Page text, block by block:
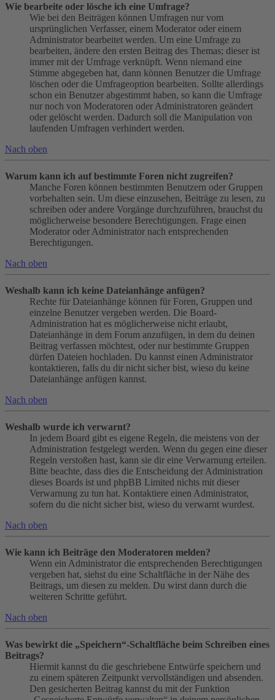
Wie bearbeite oder lösche ich eine Umfrage?
Wie bei den Beiträgen können Umfragen nur vom
ursprünglichen Verfasser, einem Moderator oder einem
Administrator bearbeitet werden. Um eine Umfrage zu
bearbeiten, ändere den ersten Beitrag des Themas; dieser ist
immer mit der Umfrage verknüpft. Wenn niemand eine
Stimme abgegeben hat, dann können Benutzer die Umfrage
löschen oder die Umfrageoption bearbeiten. Sollte allerdings
schon ein Benutzer abgestimmt haben, so kann die Umfrage
nur noch von Moderatoren oder Administratoren geändert
oder gelöscht werden. Dadurch soll die Manipulation von
laufenden Umfragen verhindert werden.
Nach oben
Warum kann ich auf bestimmte Foren nicht zugreifen?
Manche Foren können bestimmten Benutzern oder Gruppen
vorbehalten sein. Um diese einzusehen, Beiträge zu lesen, zu
schreiben oder andere Vorgänge durchzuführen, brauchst du
möglicherweise besondere Berechtigungen. Frage einen
Moderator oder Administrator nach entsprechenden
Berechtigungen.
Nach oben
Weshalb kann ich keine Dateianhänge anfügen?
Rechte für Dateianhänge können für Foren, Gruppen und
einzelne Benutzer vergeben werden. Die Board-
Administration hat es möglicherweise nicht erlaubt,
Dateianhänge in dem Forum anzufügen, in dem du deinen
Beitrag verfassen möchtest, oder nur bestimmte Gruppen
dürfen Dateien hochladen. Du kannst einen Administrator
kontaktieren, falls du dir nicht sicher bist, wieso du keine
Dateianhänge anfügen kannst.
Nach oben
Weshalb wurde ich verwarnt?
In jedem Board gibt es eigene Regeln, die meistens von der
Administration festgelegt werden. Wenn du gegen eine dieser
Regeln verstoßen hast, kann sie dir eine Verwarnung erteilen.
Bitte beachte, dass dies die Entscheidung der Administration
dieses Boards ist und phpBB Limited nichts mit dieser
Verwarnung zu tun hat. Kontaktiere einen Administrator,
sofern du die nicht sicher bist, wieso du verwarnt wurdest.
Nach oben
Wie kann ich Beiträge den Moderatoren melden?
Wenn ein Administrator die entsprechenden Berechtigungen
vergeben hat, siehst du eine Schaltfläche in der Nähe des
Beitrags, um diesen zu melden. Du wirst dann durch die
weiteren Schritte geführt.
Nach oben
Was bewirkt die „Speichern“-Schaltfläche beim Schreiben eines
Beitrags?
Hiermit kannst du die geschriebene Entwürfe speichern und
zu einem späteren Zeitpunkt vervollständigen und absenden.
Den gesicherten Beitrag kannst du mit der Funktion